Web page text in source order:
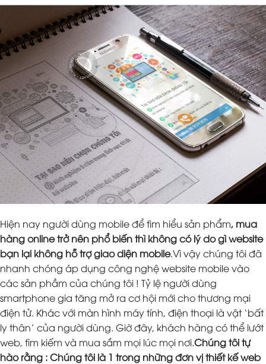
Hiện nay người dùng mobile để tìm hiểu sản phẩm, mua
hàng online trở nên phổ biến thì không có lý do gì website
bạn lại không hỗ trợ giao diện mobile.Vì vậy chúng tôi đã
nhanh chóng áp dụng công nghệ website mobile vào
các sản phầm của chúng tôi ! Tỷ lệ người dùng
smartphone gia tăng mở ra cơ hội mới cho thương mại
điện tử. Khác với màn hình máy tính, điện thoại là vật ‘bất
ly thân’ của người dùng. Giờ đây, khách hàng có thể lướt
web, tìm kiếm và mua sắm mọi lúc mọi nơi.Chúng tôi tự
hào rằng : Chúng tôi là 1 trong những đơn vị thiết kế web